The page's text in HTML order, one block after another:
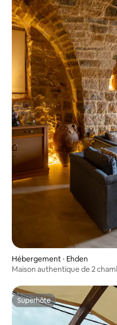
Hébergement ⋅ Ehden
Maison authentique de 2
Superhôte
Superhôte